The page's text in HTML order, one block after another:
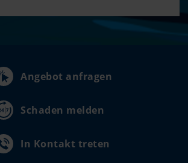
Angebot anfragen
Schaden melden
In Kontakt treten